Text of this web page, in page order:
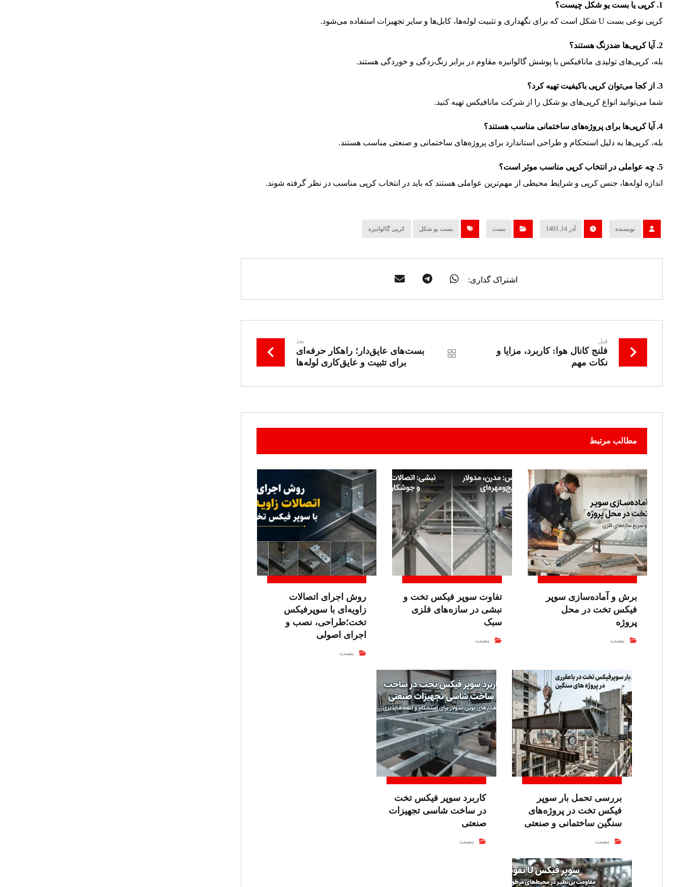
1. کرپی یا بست یو شکل چیست؟
کرپی نوعی بست U شکل است که برای نگهداری و تثبیت لوله‌ها، کابل‌ها و سایر تجهیزات استفاده می‌شود.
2.
آیا کرپی‌ها ضدزنگ هستند؟
بله، کرپی‌های تولیدی مانافیکس با پوشش گالوانیزه مقاوم در برابر زنگ‌زدگی و خوردگی هستند.
3.
از کجا می‌توان کرپی باکیفیت تهیه کرد؟
شما می‌توانید انواع کرپی‌های یو شکل را از شرکت مانافیکس تهیه کنید.
4.
آیا کرپی‌ها برای پروژه‌های ساختمانی مناسب هستند؟
بله، کرپی‌ها به دلیل استحکام و طراحی استاندارد برای پروژه‌های ساختمانی و صنعتی مناسب هستند.
5. چه عواملی در انتخاب کرپی مناسب موثر است؟
اندازه لوله‌ها، جنس کرپی و شرایط محیطی از مهم‌ترین عواملی هستند که باید در انتخاب کرپی مناسب در نظر گرفته شوند.
نویسنده آذر 14, 1403 بست بست یو شکل کرپی گالوانیزه
قبل
فلنج کانال هوا: کاربرد، مزایا و
نکات مهم
بعد
بست‌های عایق‌دار؛ راهکار حرفه‌ای
برای تثبیت و عایق‌کاری لوله‌ها
مطالب مرتبط
برش و آماده‌سازی سوپر
فیکس تخت در محل
پروژه
بست
تفاوت سوپر فیکس تخت و
نبشی در سازه‌های فلزی
سبک
بست
روش اجرای اتصالات
زاویه‌ای با سوپرفیکس
تخت؛طراحی، نصب و
اجرای اصولی
بست
بررسی تحمل بار سوپر
فیکس تخت در پروژه‌های
سنگین ساختمانی و صنعتی
بست
کاربرد سوپر فیکس تخت
در ساخت شاسی تجهیزات
صنعتی
بست